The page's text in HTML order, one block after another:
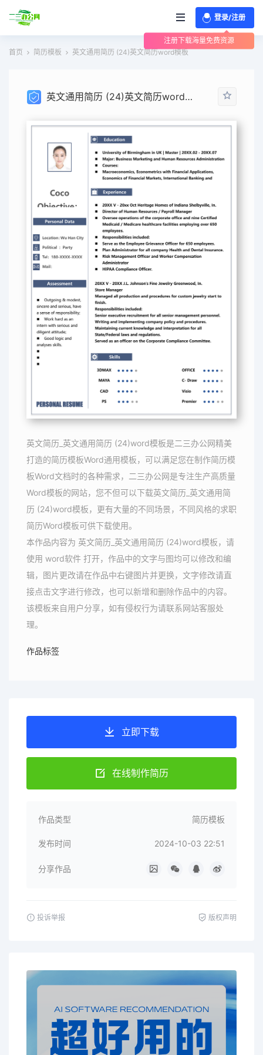
登录/注册
注册下载海量免费资源
首页 简历模板 英文通用简历 (24)英文简历word模板
英文通用简历 (24)英文简历word模板
英文简历_英文通用简历 (24)word模板是二三办公网精美
打造的简历模板Word通用模板，可以满足您在制作简历模
板Word文档时的各种需求，二三办公网是专注生产高质量
Word模板的网站，您不但可以下载英文简历_英文通用简
历 (24)word模板，更有大量的不同场景，不同风格的求职
简历Word模板可供下载使用。
本作品内容为 英文简历_英文通用简历 (24)word模板，请
使用 word软件 打开，作品中的文字与图均可以修改和编
辑，图片更改请在作品中右键图片并更换，文字修改请直
接点击文字进行修改，也可以新增和删除作品中的内容。
该模板来自用户分享，如有侵权行为请联系网站客服处
理。
作品标签
立即下载
在线制作简历
作品类型 简历模板
发布时间 2024-10-03 22:51
分享作品
投诉举报 版权声明